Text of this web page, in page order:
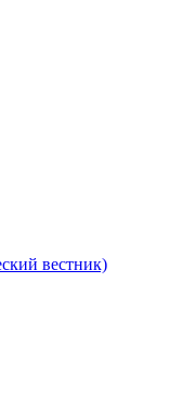
вестник)